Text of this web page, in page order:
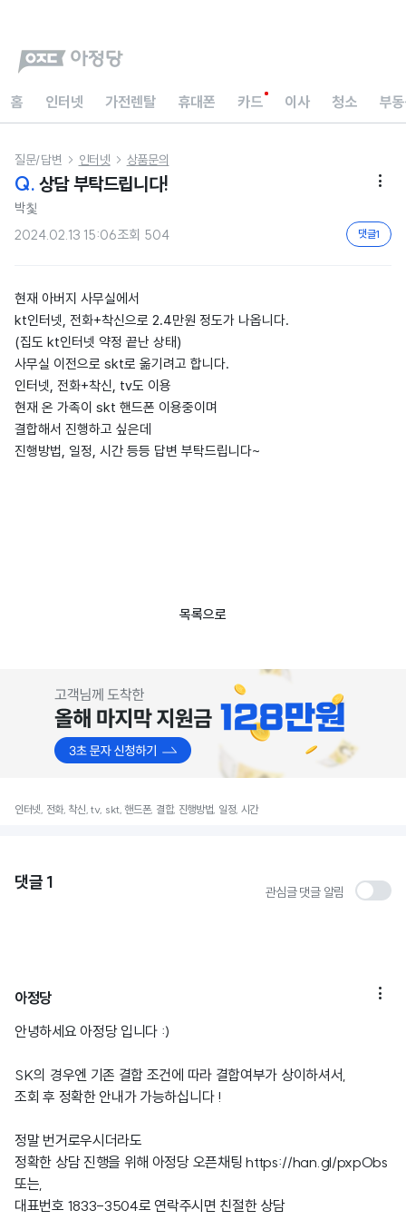
홈 인터넷 가전렌탈 휴대폰 카드 이사 청소 부
질문/답변  인터넷  상품문의
Q. 상담 부탁드립니다! 
박칯
2024.02.13 15:06조회 504 댓글1
현재 아버지 사무실에서
kt인터넷, 전화+착신으로 2.4만원 정도가 나옵니다.
(집도 kt인터넷 약정 끝난 상태)
사무실 이전으로 skt로 옮기려고 합니다.
인터넷, 전화+착신, tv도 이용
현재 온 가족이 skt 핸드폰 이용중이며
결합해서 진행하고 싶은데
진행방법, 일정, 시간 등등 답변 부탁드립니다~
목록으로
인터넷, 전화, 착신, tv, skt, 핸드폰, 결합, 진행방법, 일정, 시간
댓글 1 관심글 댓글 알림
아정당 
안녕하세요 아정당 입니다 :)
SK의 경우엔 기존 결합 조건에 따라 결합여부가 상이하셔서,
조회 후 정확한 안내가 가능하십니다 !
정말 번거로우시더라도
정확한 상담 진행을 위해 아정당 오픈채팅https://han.gl/pxpObs
또는,
대표번호 1833-3504로 연락주시면 친절한 상담